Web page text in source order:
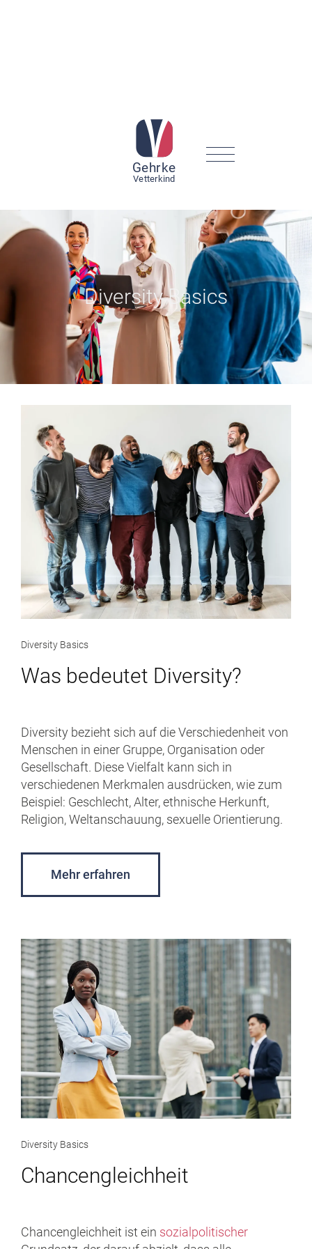
Gehrke
Vetterkind
Diversity Basics
Diversity Basics
Was bedeutet Diversity?
Diversity bezieht sich auf die Verschiedenheit von
Menschen in einer Gruppe, Organisation oder
Gesellschaft. Diese Vielfalt kann sich in
verschiedenen Merkmalen ausdrücken, wie zum
Beispiel: Geschlecht, Alter, ethnische Herkunft,
Religion, Weltanschauung, sexuelle Orientierung.
Mehr erfahren
Diversity Basics
Chancengleichheit
Chancengleichheit ist ein sozialpolitischer